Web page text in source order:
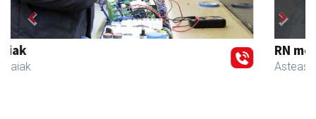
RN mekanizatuak
Asteasu
Previous Next